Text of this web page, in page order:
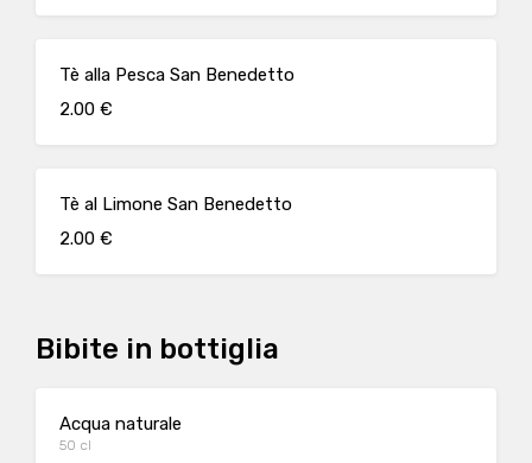
Tè alla Pesca San Benedetto
2.00 €
Tè al Limone San Benedetto
2.00 €
Bibite in bottiglia
Acqua naturale
50 cl